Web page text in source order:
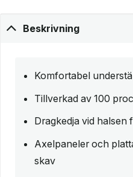
Beskrivning
Komfortabel
Tillverkad av 100
Dragkedja vid halsen
Axelpaneler och
skav